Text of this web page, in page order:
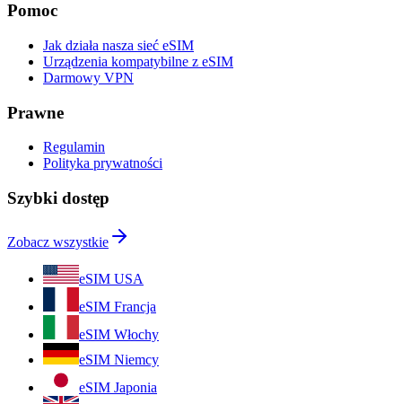
Pomoc
Jak działa nasza sieć eSIM
Urządzenia kompatybilne z eSIM
Darmowy VPN
Prawne
Regulamin
Polityka prywatności
Szybki dostęp
Zobacz wszystkie
eSIM USA
eSIM Francja
eSIM Włochy
eSIM Niemcy
eSIM Japonia